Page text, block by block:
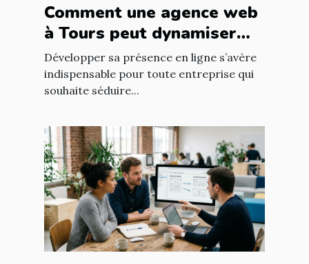
Comment une agence web
à Tours peut dynamiser
votre entreprise locale
Développer sa présence en ligne s’avère
indispensable pour toute entreprise qui
souhaite séduire...